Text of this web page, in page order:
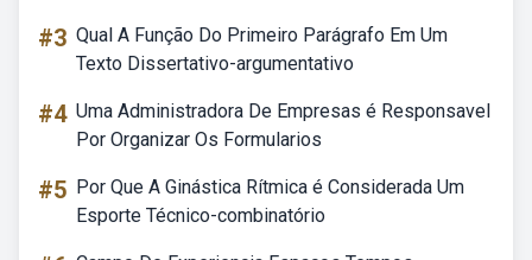
#3 Qual A Função Do Primeiro Parágrafo Em Um
Texto Dissertativo-argumentativo
#4 Uma Administradora De Empresas é Responsavel
Por Organizar Os Formularios
#5 Por Que A Ginástica Rítmica é Considerada Um
Esporte Técnico-combinatório